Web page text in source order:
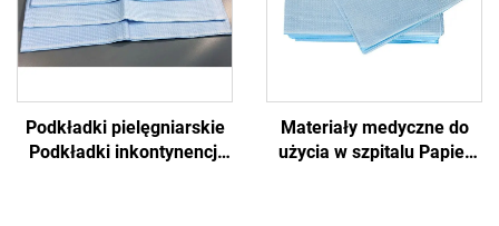
Podkładki pielęgniarskie
Podkładki inkontynencji
Materiały medyczne do
użycia w szpitalu Papier